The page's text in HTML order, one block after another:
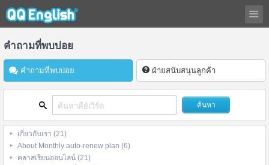
คำถามที่พบบ่อย
คำถามที่พบบ่อย ฝ่ายสนับสนุนลูกค้า
เกี่ยวกับเรา (21)
About Monthly auto-renew plan (6)
คลาสเรียนออนไลน์ (21)